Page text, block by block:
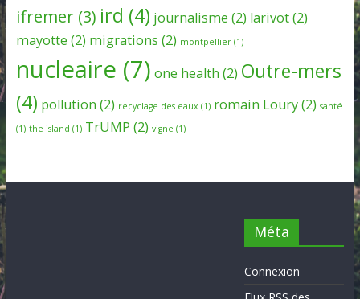
ifremer(3) ird (4) journalisme (2) larivot(2)
mayotte (2) migrations (2) montpellier(1)
nucleaire (7) one health (2) Outre-mers
(4) pollution (2) recyclage des eaux (1) romain Loury(2) santé
(1) the island (1) TrUMP (2) vigne (1)
Méta
Connexion